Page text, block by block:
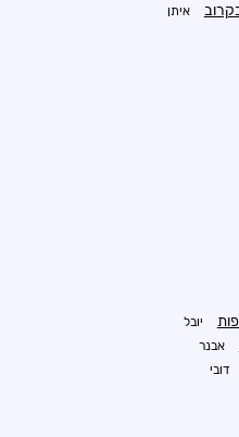
איתן
יובל
אבנר
דובי